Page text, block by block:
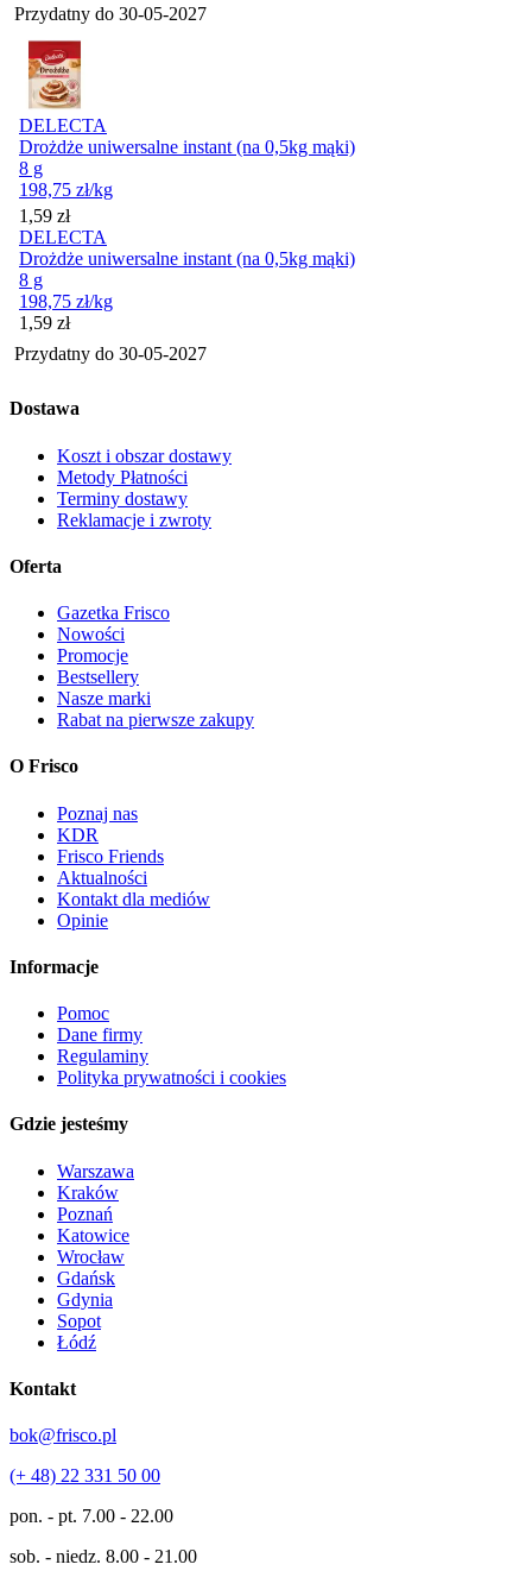
Przydatny do 30-05-2027
DELECTA
Drożdże uniwersalne instant (na 0,5kg mąki)
8 g
198,75 zł/kg
Cena
1,59 zł
DELECTA
Drożdże uniwersalne instant (na 0,5kg mąki)
8 g
198,75 zł/kg
Cena
1,59 zł
Przydatny do 30-05-2027
Dostawa
Koszt i obszar dostawy
Metody Płatności
Terminy dostawy
Reklamacje i zwroty
Oferta
Gazetka Frisco
Nowości
Promocje
Bestsellery
Nasze marki
Rabat na pierwsze zakupy
O Frisco
Poznaj nas
KDR
Frisco Friends
Aktualności
Kontakt dla mediów
Opinie
Informacje
Pomoc
Dane firmy
Regulaminy
Polityka prywatności i cookies
Gdzie jesteśmy
Warszawa
Kraków
Poznań
Katowice
Wrocław
Gdańsk
Gdynia
Sopot
Łódź
Kontakt
bok@frisco.pl
(+ 48) 22 331 50 00
pon. - pt. 7.00 - 22.00
sob. - niedz. 8.00 - 21.00